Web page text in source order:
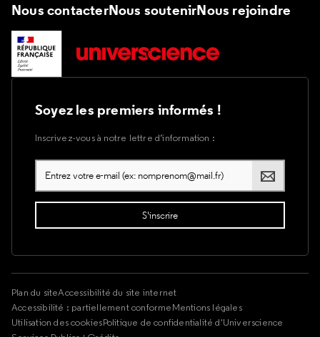
Nous contacterNous soutenirNous rejoindre
Soyez les premiers informés !
Inscrivez-vous à notre lettre d’information :
Plan du siteAccessibilité du site internet
Accessibilité : partiellement conformeMentions légales
Utilisation des cookiesPolitique de confidentialité d'Universcience